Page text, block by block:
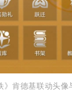
》肯德基联动头像